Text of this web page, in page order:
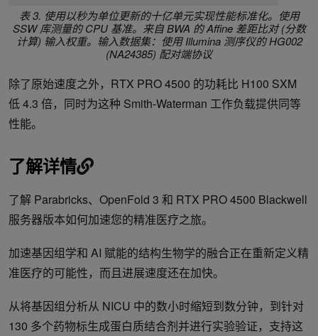
表 3. 使用以秒为单位更新的十亿单元实现性能标准化。使用
SSW 库测量的 CPU 基准。来自 BWA 的 Affine 差距比对 (分数
计算) 输入权重。输入数据集：使用 Illumina 测序仪的 HG002
(NA24385) 配对端协议
除了原始速度之外，RTX PRO 4500 的功耗比 H100 SXM
低 4.3 倍，同时为这种 Smith-Waterman 工作负载提供同等
性能。
了解详情
了解 Parabricks、OpenFold 3 和 RTX PRO 4500 Blackwell
服务器版本如何加速您的精准医疗之旅。
加速基因组学和 AI 赋能的结构生物学的融合正在重新定义精
准医疗的可能性，而且进展速度还在加快。
从将基因组分析从 NICU 中的数小时缩短到数分钟，到针对
130 多个药物标生成蛋白质结合剂并进行实验验证，支持这